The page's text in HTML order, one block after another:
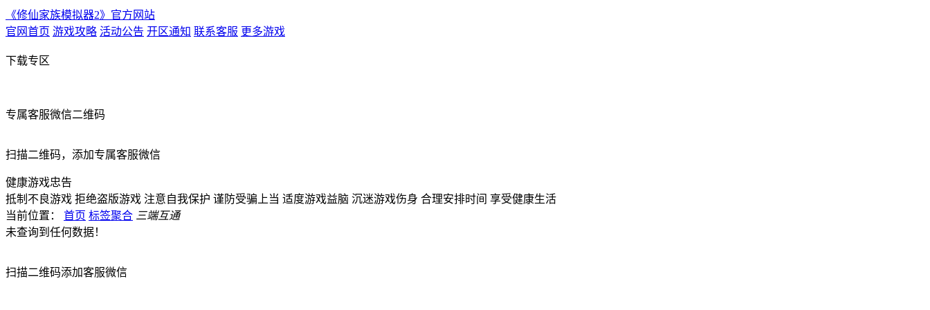
《修仙家族模拟器2》官方网站
官网首页 游戏攻略 活动公告 开区通知 联系客服 更多游戏
下载专区
专属客服微信二维码
扫描二维码，添加专属客服微信
健康游戏忠告
抵制不良游戏 拒绝盗版游戏 注意自我保护 谨防受骗上当 适度游戏益脑 沉迷游戏伤身 合理安排时间 享受健康生活
当前位置：
首页 标签聚合 三端互通
未查询到任何数据！
扫描二维码添加客服微信